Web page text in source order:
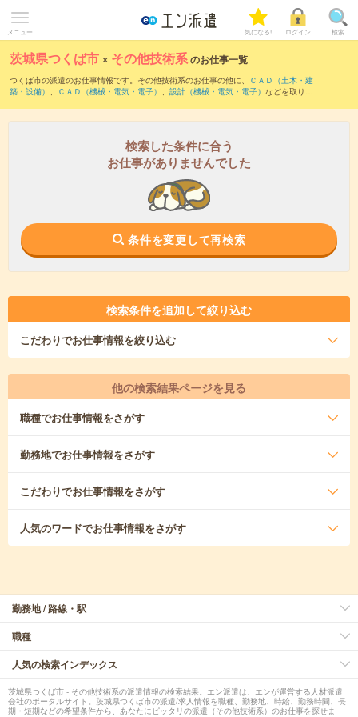
メニュー 気になる! ログイン 検索
茨城県つくば市 × その他技術系のお仕事一覧
つくば市の派遣のお仕事情報です。その他技術系のお仕事の他に、
ＣＡＤ（土木・建
築・設備） 、 ＣＡＤ（機械・電気・電子） 、 設計（機械・電気・電子） などを取り揃
検索した条件に合う
お仕事がありませんでした
条件を変更して再検索
検索条件を追加して絞り込む
こだわりでお仕事情報を絞り込む
他の検索結果ページを見る
職種でお仕事情報をさがす
勤務地でお仕事情報をさがす
こだわりでお仕事情報をさがす
人気のワードでお仕事情報をさがす
勤務地 / 路線・駅
職種
人気の検索インデックス
茨城県つくば市 - その他技術系の派遣情報の検索結果。エン派遣は、エンが運営する人材派遣
会社のポータルサイト。茨城県つくば市の派遣/求人情報を職種、勤務地、時給、勤務時間、長
期・短期などの希望条件から、あなたにピッタリの派遣（その他技術系）のお仕事を探せま